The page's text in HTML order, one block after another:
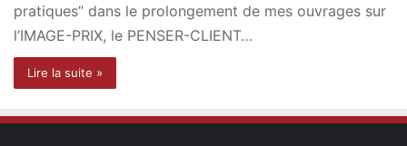
pratiques” dans le prolongement de mes ouvrages sur
l’IMAGE-PRIX, le PENSER-CLIENT…
Lire la suite »